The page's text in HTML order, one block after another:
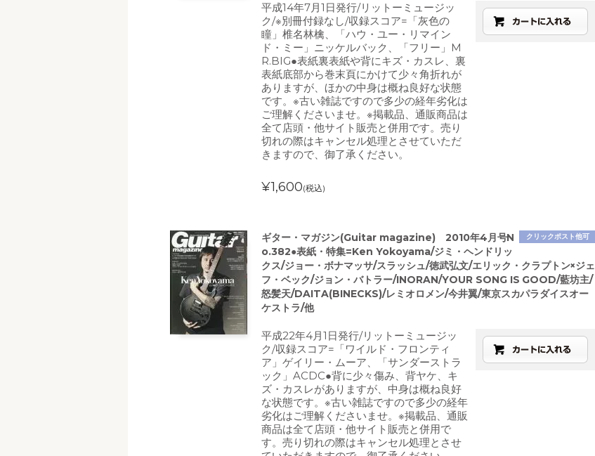
平成14年7月1日発行/リットーミュージッ
ク/※別冊付録なし/収録スコア=「灰色の
瞳」椎名林檎、「ハウ・ユー・リマイン
ド・ミー」ニッケルバック、「フリー」M
R.BIG●表紙裏表紙や背にキズ・カスレ、裏
表紙底部から巻末頁にかけて少々角折れが
ありますが、ほかの中身は概ね良好な状態
です。※古い雑誌ですので多少の経年劣化は
ご理解くださいませ。※掲載品、通販商品は
全て店頭・他サイト販売と併用です。売り
切れの際はキャンセル処理とさせていただ
きますので、御了承ください。
¥1,600(税込)
クリックポスト他可
ギター・マガジン(Guitar magazine) 2010年4月号N
o.382●表紙・特集=Ken Yokoyama/ジミ・ヘンドリッ
クス/ジョー・ボナマッサ/スラッシュ/徳武弘文/エリック・クラプトン×ジェ
フ・ベック/ジョン・バトラー/INORAN/YOUR SONG IS GOOD/藍坊主/
怒髪天/DAITA(BINECKS)/レミオロメン/今井翼/東京スカパラダイスオー
ケストラ/他
平成22年4月1日発行/リットーミュージッ
ク/収録スコア=「ワイルド・フロンティ
ア」ゲイリー・ムーア、「サンダーストラ
ック」ACDC●背に少々傷み、背ヤケ、キ
ズ・カスレがありますが、中身は概ね良好
な状態です。※古い雑誌ですので多少の経年
劣化はご理解くださいませ。※掲載品、通販
商品は全て店頭・他サイト販売と併用で
す。売り切れの際はキャンセル処理とさせ